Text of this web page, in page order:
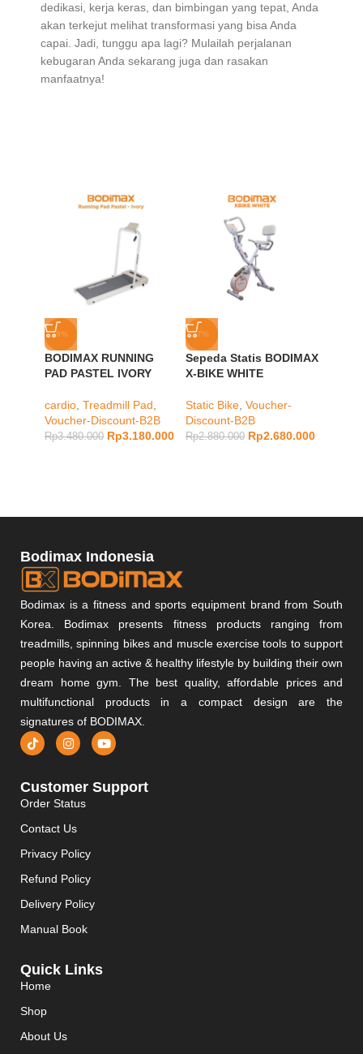
dedikasi, kerja keras, dan bimbingan yang tepat, Anda
akan terkejut melihat transformasi yang bisa Anda
capai. Jadi, tunggu apa lagi? Mulailah perjalanan
kebugaran Anda sekarang juga dan rasakan
manfaatnya!
-9%
BODIMAX RUNNING
PAD PASTEL IVORY
cardio Treadmill Pad
Voucher-Discount-B2B
Rp3.480.000 Rp3.180.000
-7%
Sepeda Statis BODIMAX
X-BIKE WHITE
Static Bike Voucher-
Discount-B2B
Rp2.880.000 Rp2.680.000
Bodimax Indonesia
Bodimax is a fitness and sports equipment brand from South
Korea. Bodimax presents fitness products ranging from
treadmills, spinning bikes and muscle exercise tools to support
people having an active & healthy lifestyle by building their own
dream home gym. The best quality, affordable prices and
multifunctional products in a compact design are the
signatures of BODIMAX.
Customer Support
Order Status
Contact Us
Privacy Policy
Refund Policy
Delivery Policy
Manual Book
Quick Links
Home
Shop
About Us